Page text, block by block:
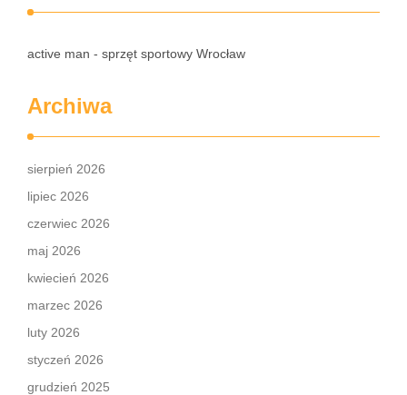
active man - sprzęt sportowy Wrocław
Archiwa
sierpień 2026
lipiec 2026
czerwiec 2026
maj 2026
kwiecień 2026
marzec 2026
luty 2026
styczeń 2026
grudzień 2025